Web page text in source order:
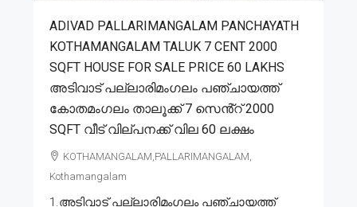
ADIVAD PALLARIMANGALAM PANCHAYATH
KOTHAMANGALAM TALUK 7 CENT 2000
SQFT HOUSE FOR SALE PRICE 60 LAKHS
അടിവാട് പല്ലാരിമംഗലം പഞ്ചായത്ത്
കോതമംഗലം താലൂക്ക് 7 സെൻ്റ് 2000
SQFT വീട് വില്പനക്ക് വില 60 ലക്ഷം
KOTHAMANGALAM,PALLARIMANGALAM,
Kothamangalam
1.അടിവാട് പല്ലാരിമംഗലം പഞ്ചായത്ത്